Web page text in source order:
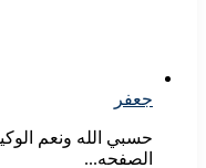
جعفر
حسبي الله ونعم
الصفحه...